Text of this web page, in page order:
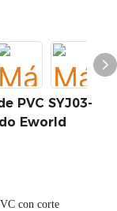
PVC SYJ03-
Eworld
con corte